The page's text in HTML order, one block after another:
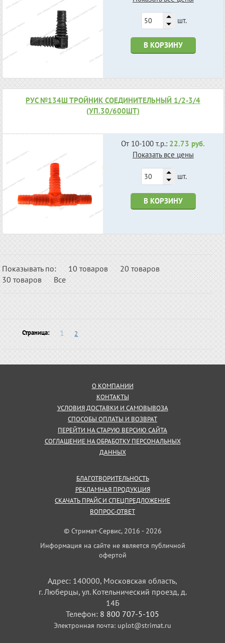
шт.
В КОРЗИНУ
РУС №134Ш ТРОЙНИК СОЕДИНИТЕЛЬНЫЙ 1/2-3/4
(УП.30/600ШТ)
От 10-100 т.р.: 22.73 руб.
Показать все цены
шт.
В КОРЗИНУ
Показывать по: 10 товаров
20 товаров
30 товаров
Все
Страница: 1 2
О КОМПАНИИ
КОНТАКТЫ
УСЛОВИЯ ДОСТАВКИ И САМОВЫВОЗА
СПОСОБЫ ОПЛАТЫ И ВОЗВРАТ
ПЕРЕЙТИ НА СТАРУЮ ВЕРСИЮ САЙТА
СОГЛАШЕНИЕ НА ОБРАБОТКУ ПЕРСОНАЛЬНЫХ
ДАННЫХ
БЛАГОТВОРИТЕЛЬНОСТЬ
РЕКЛАМНАЯ ПРОДУКЦИЯ
СКАЧАТЬ ПРАЙС И СПЕЦПРЕДЛОЖЕНИЕ
ВОПРОС-ОТВЕТ
© Стримат-Сервис, 2016 - 2026
Информация на сайте не является публичной
офертой
Адрес: 140000, Московская область,
г. Люберцы, ул. Котельнический проезд, д.
14Б
Телефон: 8 800 707-5-105
Электронная почта: uplot@strimat.ru